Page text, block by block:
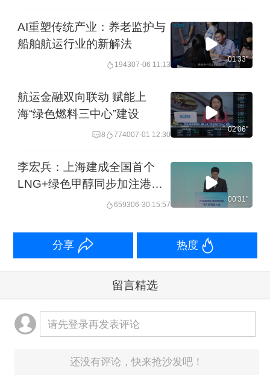
AI重塑传统产业：养老监护与
船舶航运行业的新解法
194307-06 11:13
01'33''
航运金融双向联动 赋能上
海“绿色燃料三中心”建设
8 774007-01 12:30
02'06''
李宏兵：上海建成全国首个
LNG+绿色甲醇同步加注港口
签发全国首张船舶电子燃料交
659306-30 15:57
00'31''
分享 热度
留言精选
请先登录再发表评论
还没有评论，快来抢沙发吧！